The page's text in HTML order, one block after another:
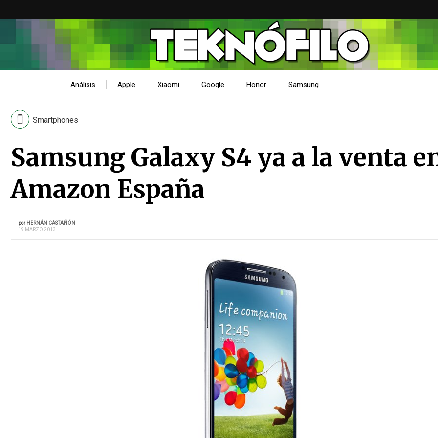
Análisis Apple Xiaomi Google Honor Samsung
Smartphones
Samsung Galaxy S4 ya a la venta
Amazon España
por HERNÁN CASTAÑÓN
19 MARZO 2013